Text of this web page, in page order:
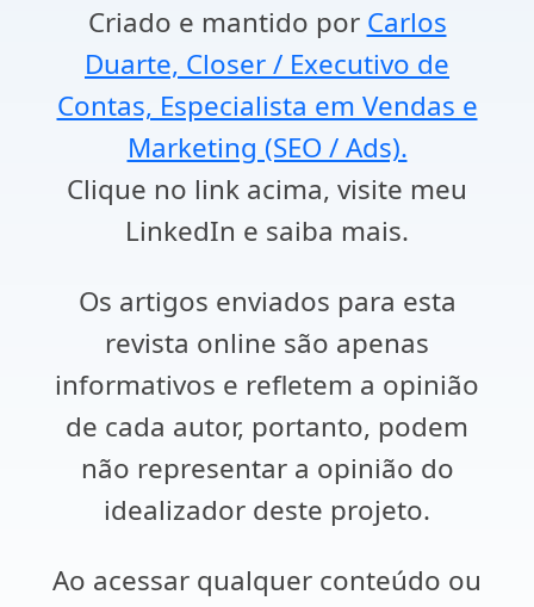
Criado e mantido por Carlos
Duarte, Closer / Executivo de
Contas, Especialista em Vendas e
Marketing (SEO / Ads).
Clique no link acima, visite meu
LinkedIn e saiba mais.
Os artigos enviados para esta
revista online são apenas
informativos e refletem a opinião
de cada autor, portanto, podem
não representar a opinião do
idealizador deste projeto.
Ao acessar qualquer conteúdo ou